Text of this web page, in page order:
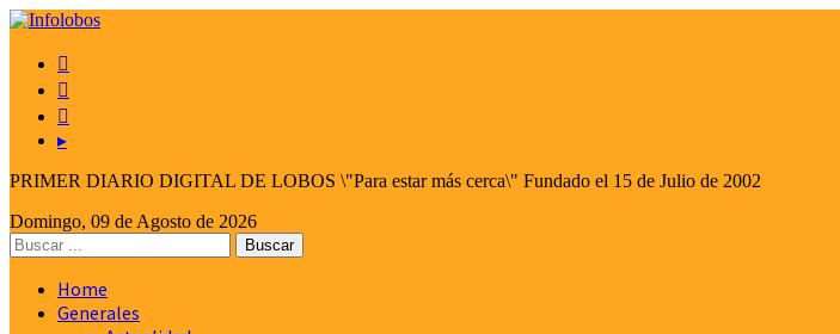



▸
PRIMER DIARIO DIGITAL DE LOBOS \"Para estar más cerca\" Fundado el 15 de Julio de 2002
Domingo, 09 de Agosto de 2026
Home
Generales